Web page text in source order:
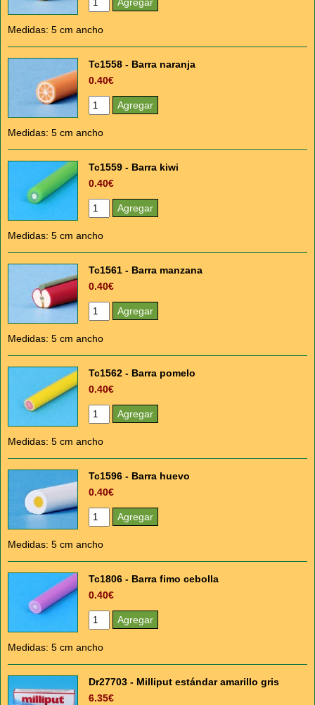
Medidas: 5 cm ancho
Tc1558 - Barra naranja
0.40€
Medidas: 5 cm ancho
Tc1559 - Barra kiwi
0.40€
Medidas: 5 cm ancho
Tc1561 - Barra manzana
0.40€
Medidas: 5 cm ancho
Tc1562 - Barra pomelo
0.40€
Medidas: 5 cm ancho
Tc1596 - Barra huevo
0.40€
Medidas: 5 cm ancho
Tc1806 - Barra fimo cebolla
0.40€
Medidas: 5 cm ancho
Dr27703 - Milliput estándar amarillo gris
6.35€